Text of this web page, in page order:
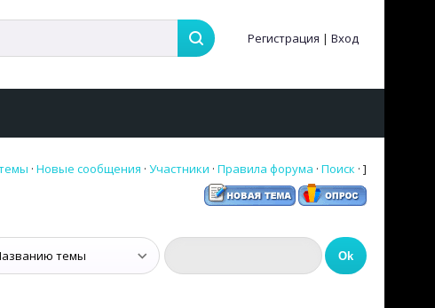
Регистрация | Вход
· Новые сообщения · Участники · Правила форума · Поиск · ]